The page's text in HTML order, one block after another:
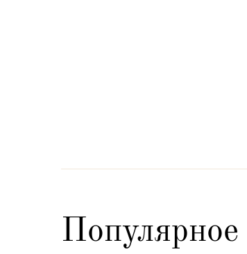
Популярное